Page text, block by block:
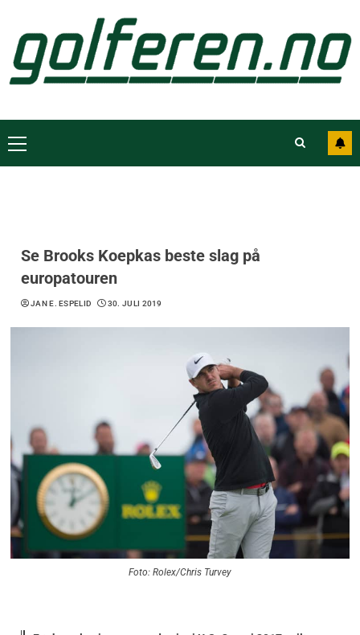
Se Brooks Koepkas beste slag på
europatouren
JAN E. ESPELID 30. JULI 2019
Foto: Rolex/Chris Turvey